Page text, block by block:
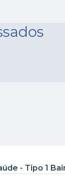
- Tipo 1